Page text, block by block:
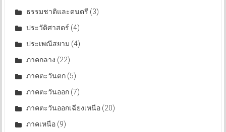
ธรรมชาติและดนตรี (3)
ประวัติศาสตร์ (4)
ประเพณีสยาม (4)
ภาคกลาง (22)
ภาคตะวันตก(5)
ภาคตะวันออก(7)
ภาคตะวันออกเฉียงเหนือ(20)
ภาคเหนือ(9)